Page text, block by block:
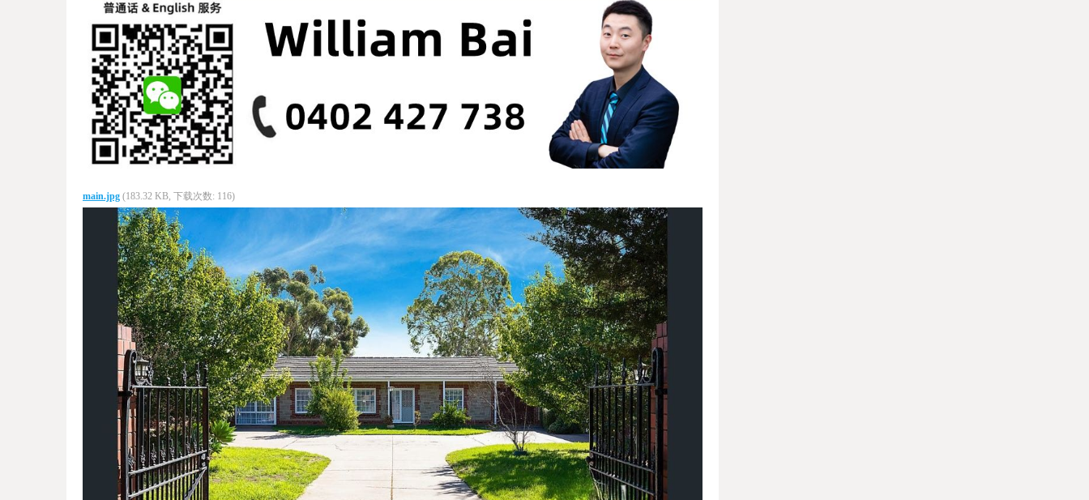
main.jpg (183.32 KB, 下载次数: 116)